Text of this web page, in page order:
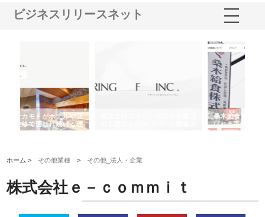
ビジネスリリースネット
株式会社スプリングエフが選ば
れる理由とOEMアパレル製造の
強み
桑木給食株式会社が福山市で選
ばれる手作り弁当配達の理由
ホーム > その他業種 > その他_法人・企業
株式会社ｅ－ｃｏｍｍｉｔ